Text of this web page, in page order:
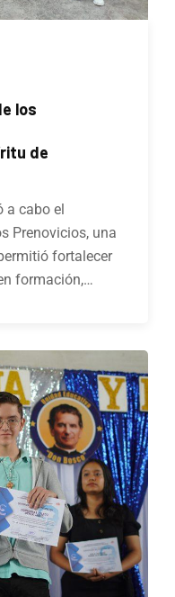
los
de
a cabo el
Prenovicios, una
fortalecer
formación,…